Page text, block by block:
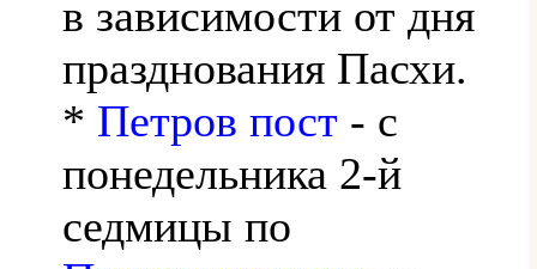
в зависимости от дня
празднования Пасхи.
* Петров пост - с
понедельника 2-й
седмицы по